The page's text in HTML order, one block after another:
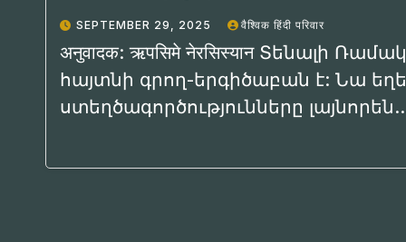
SEPTEMBER 29, 2025 वैश्विक हिंदी परिवार
अनुवादक: ऋपसिमे नेरसिस्यान Տենալի
հայտնի գրող-երգիծաբան է: Նա
ստեղծագործությունները